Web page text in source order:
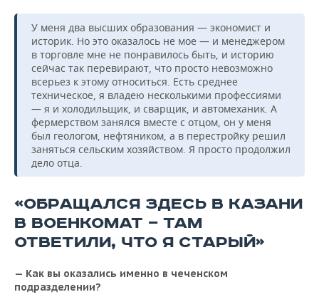
У меня два высших образования — экономист и
историк. Но это оказалось не мое — и менеджером
в торговле мне не понравилось быть, и историю
сейчас так перевирают, что просто невозможно
всерьез к этому относиться. Есть среднее
техническое, я владею несколькими профессиями
— я и холодильщик, и сварщик, и автомеханик. А
фермерством занялся вместе с отцом, он у меня
был геологом, нефтяником, а в перестройку решил
заняться сельским хозяйством. Я просто продолжил
дело отца.
«ОБРАЩАЛСЯ ЗДЕСЬ В КАЗАНИ
В ВОЕНКОМАТ — ТАМ
ОТВЕТИЛИ, ЧТО Я СТАРЫЙ»
— Как вы оказались именно в чеченском
подразделении?